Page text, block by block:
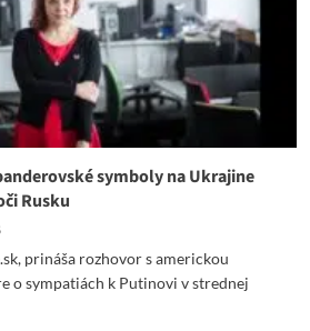
symboly na Ukrajine
Rusku
prináša rozhovor s americkou
o sympatiách k Putinovi v strednej